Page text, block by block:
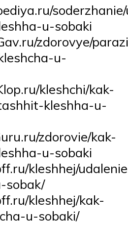
u-sobaki
zdorovye/
u-
kleshchi/kak-
kleshha-u-
zdorovie/kak-
u-sobaki
kleshhej/
sobak/
kleshhej/kak-
u-sobaki/